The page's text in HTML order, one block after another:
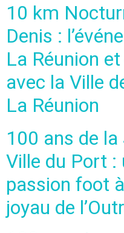
10 km
Denis :
La Réunion
avec la Ville
La Réunion
100 ans de la
Ville du Port :
passion foot
joyau de